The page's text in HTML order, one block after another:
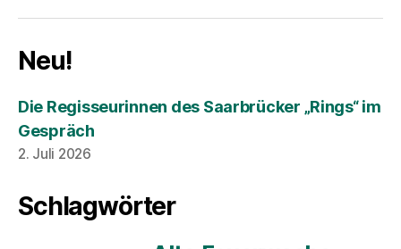
Neu!
Die Regisseurinnen des Saarbrücker „Rings“ im
Gespräch
2. Juli 2026
Schlagwörter